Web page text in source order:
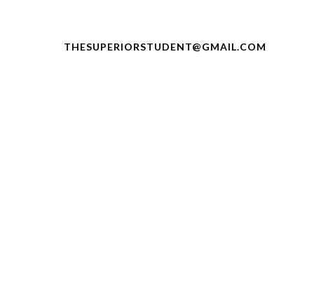
THESUPERIORSTUDENT@GMAIL.COM